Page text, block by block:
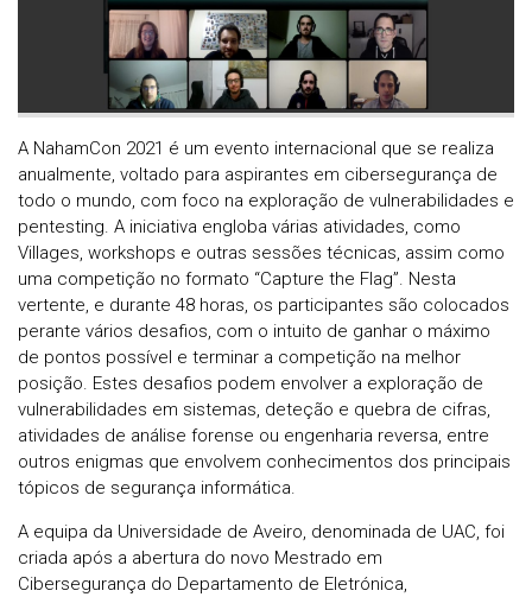
A NahamCon 2021 é um evento internacional que se realiza
anualmente, voltado para aspirantes em cibersegurança de
todo o mundo, com foco na exploração de vulnerabilidades e
pentesting. A iniciativa engloba várias atividades, como
Villages, workshops e outras sessões técnicas, assim como
uma competição no formato “Capture the Flag”. Nesta
vertente, e durante 48 horas, os participantes são colocados
perante vários desafios, com o intuito de ganhar o máximo
de pontos possível e terminar a competição na melhor
posição. Estes desafios podem envolver a exploração de
vulnerabilidades em sistemas, deteção e quebra de cifras,
atividades de análise forense ou engenharia reversa, entre
outros enigmas que envolvem conhecimentos dos principais
tópicos de segurança informática.
A equipa da Universidade de Aveiro, denominada de UAC, foi
criada após a abertura do novo Mestrado em
Cibersegurança do Departamento de Eletrónica,